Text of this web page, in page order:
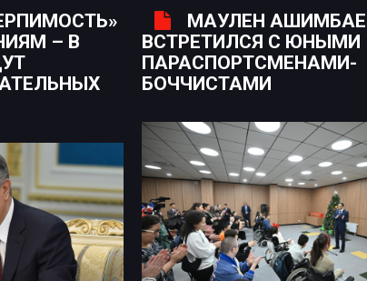
– В
МАУЛЕН
ВСТРЕТИЛСЯ С ЮНЫМИ
ПАРАСПОРТСМЕНАМИ-
БОЧЧИСТАМИ